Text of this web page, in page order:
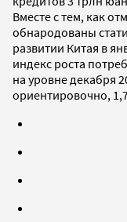
Вместе с тем, как
обнародованы
развитии Китая в
индекс роста
на уровне декабря
ориентировочно,